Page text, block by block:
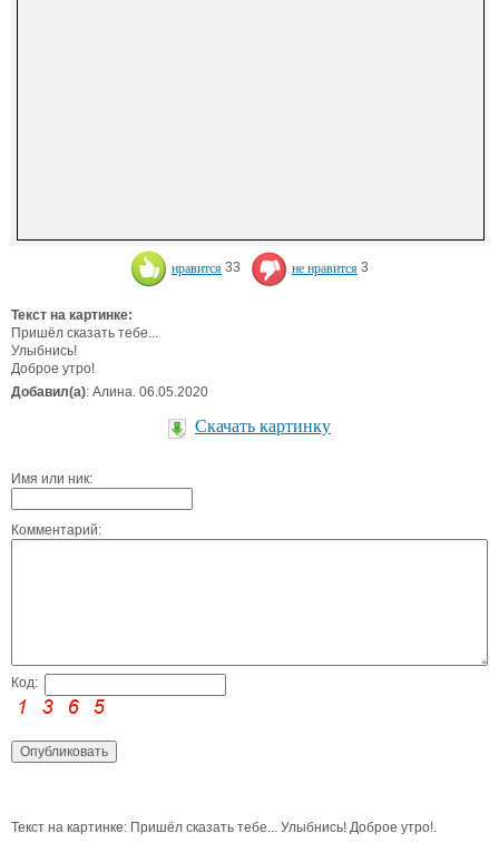
нравится 33 не нравится 3
Текст на картинке:
Пришёл сказать тебе...
Улыбнись!
Доброе утро!
Добавил(а): Алина. 06.05.2020
Скачать картинку
Имя или ник:
Комментарий:
Код:
Текст на картинке: Пришёл сказать тебе... Улыбнись! Доброе утро!.